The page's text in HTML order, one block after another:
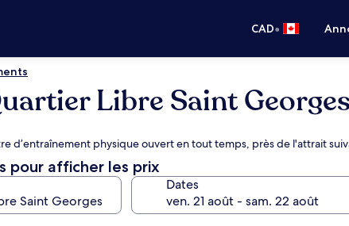
CAD•
Libre Saint
d’entraînement physique ouvert en tout temps, près de l'attrait
pour afficher les prix
Dates